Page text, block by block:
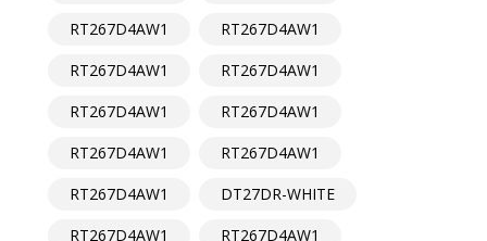
RT267D4AW1
RT267D4AW1
RT267D4AW1
RT267D4AW1
RT267D4AW1
RT267D4AW1
RT267D4AW1
RT267D4AW1
RT267D4AW1
DT27DR-WHITE
RT267D4AW1
RT267D4AW1